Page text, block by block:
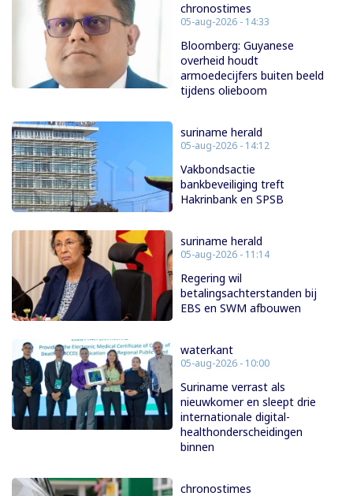
chronostimes
05-aug-2026 - 14:33
Bloomberg: Guyanese
overheid houdt
armoedecijfers buiten beeld
tijdens olieboom
suriname herald
05-aug-2026 - 14:12
Vakbondsactie
bankbeveiliging treft
Hakrinbank en SPSB
suriname herald
05-aug-2026 - 11:14
Regering wil
betalingsachterstanden bij
EBS en SWM afbouwen
waterkant
05-aug-2026 - 10:00
Suriname verrast als
nieuwkomer en sleept drie
internationale digital-
healthonderscheidingen
binnen
chronostimes